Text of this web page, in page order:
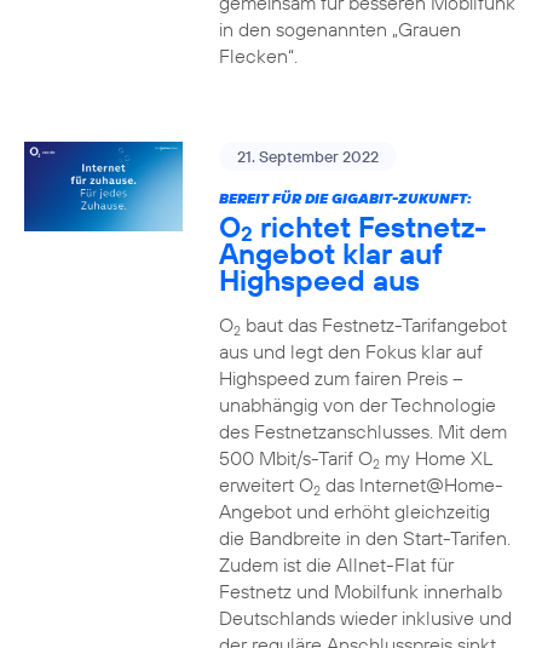
in den sogenannten „Grauen
Flecken“.
21. September 2022
BEREIT FÜR DIE GIGABIT-ZUKUNFT:
O2 richtet Festnetz-
Angebot klar auf
Highspeed aus
O2baut das Festnetz-Tarifangebot
aus und legt den Fokus klar auf
Highspeed zum fairen Preis –
unabhängig von der Technologie
des Festnetzanschlusses. Mit dem
500 Mbit/s-Tarif O2my Home XL
erweitert O2das Internet@Home-
Angebot und erhöht gleichzeitig
die Bandbreite in den Start-Tarifen.
Zudem ist die Allnet-Flat für
Festnetz und Mobilfunk innerhalb
Deutschlands wieder inklusive und